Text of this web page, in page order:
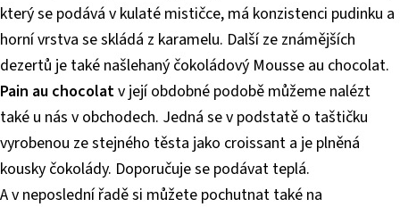
který se podává v kulaté mističce, má konzistenci pudinku a
horní vrstva se skládá z karamelu. Další ze známějších
dezertů je také našlehaný čokoládový Mousse au chocolat.
Pain au chocolatv její obdobné podobě můžeme nalézt
také u nás v obchodech. Jedná se v podstatě o taštičku
vyrobenou ze stejného těsta jako croissant a je plněná
kousky čokolády. Doporučuje se podávat teplá.
A v neposlední řadě si můžete pochutnat také na